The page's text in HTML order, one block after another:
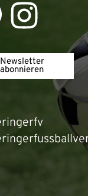
Newsletter
abonnieren